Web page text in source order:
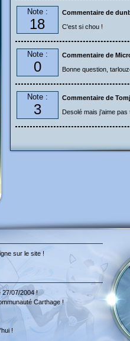
Note :
18
Commentaire de
C'est si chou !
Note :
0
Commentaire de
Bonne question,
Note :
3
Commentaire de
Desolé mais j'aime
sur le site !
27/07/2004 !
Carthage !
!